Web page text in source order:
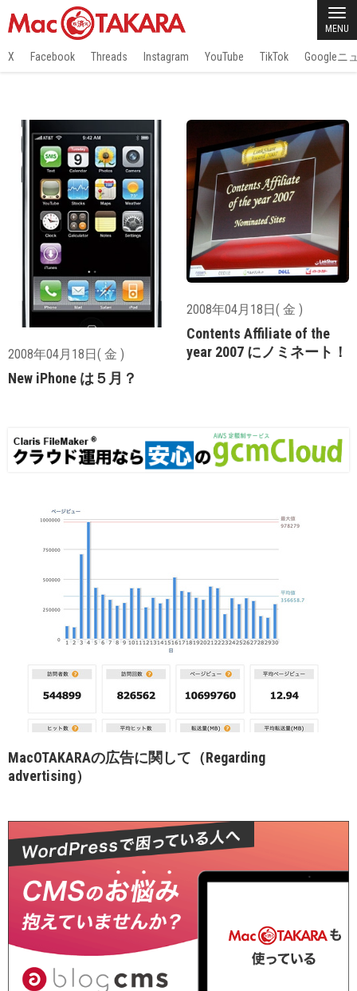
MENU
X Facebook Threads Instagram YouTube TikTok Googleニ
2008年04月18日( 金 )
New iPhone は５月？
2008年04月18日( 金 )
Contents Affiliate of the
year 2007 にノミネート！
MacOTAKARAの広告に関して（Regarding
advertising）